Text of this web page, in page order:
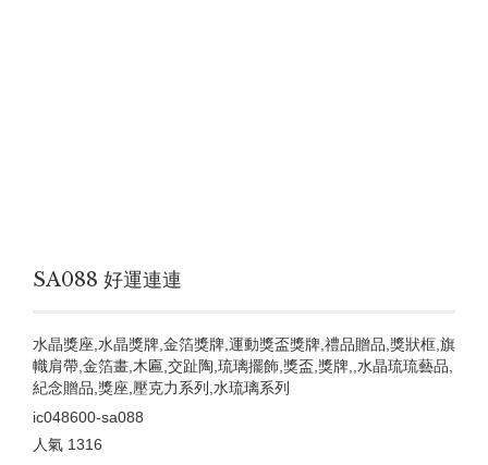
SA088 好運連連
水晶獎座,水晶獎牌,金箔獎牌,運動獎盃獎牌,禮品贈品,獎狀框,旗
幟肩帶,金箔畫,木匾,交趾陶,琉璃擺飾,獎盃,獎牌,,水晶琉琉藝品,
紀念贈品,獎座,壓克力系列,水琉璃系列
ic048600-sa088
人氣 1316